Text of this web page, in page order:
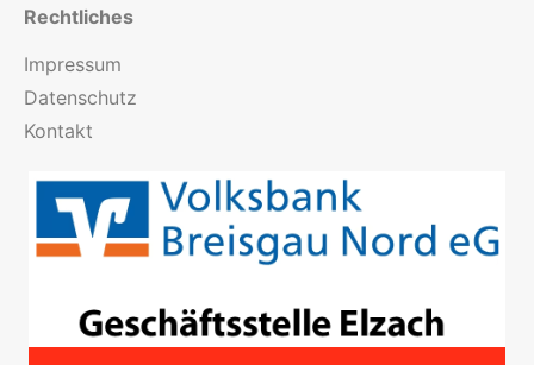
Rechtliches
Impressum
Datenschutz
Kontakt